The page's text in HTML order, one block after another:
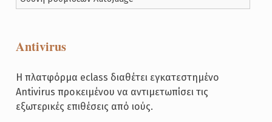
Antivirus
Η πλατφόρμα eclass διαθέτει εγκατεστημένο
Antivirus προκειμένου να αντιμετωπίσει τις
εξωτερικές επιθέσεις από ιούς.